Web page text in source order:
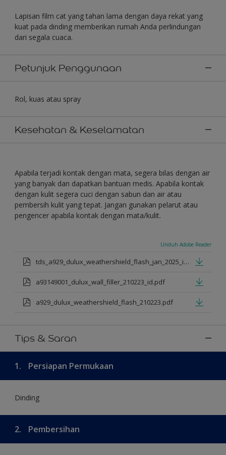
Lapisan film cat yang tahan lama dengan daya rekat yang
kuat pada dinding memberikan rumah Anda perlindungan
dari segala cuaca.
Petunjuk Penggunaan
Rol, kuas atau spray
Kesehatan & Keselamatan
Apabila terjadi kontak dengan mata, segera bilas dengan air
yang banyak dan dapatkan bantuan medis. Apabila kontak
dengan kulit segera cuci dengan sabun dan air atau
pembersih kulit yang tepat. Jangan gunakan pelarut atau
pengencer apabila kontak dengan mata/kulit.
Unduh Adobe Reader
tds_a929_dulux_weathershield_flash_jan_2025_id.pdf
a93149001_dulux_wall_filler_210223_id.pdf
a929_dulux_weathershield_flash_210223.pdf
Tips & Saran
1. Persiapan Permukaan
Dinding
2. Pembersihan